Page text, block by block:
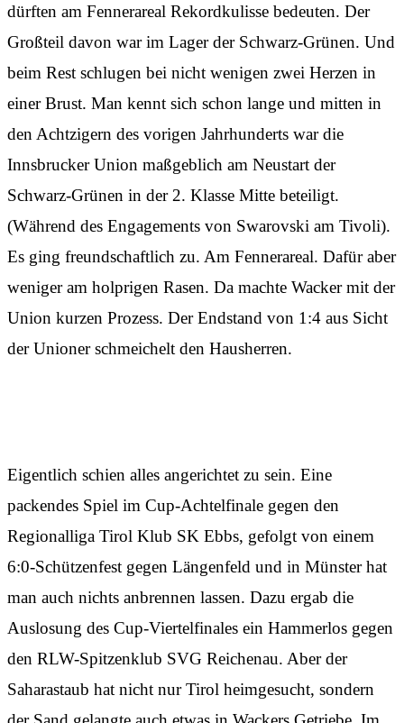
dürften am Fennerareal Rekordkulisse bedeuten. Der
Großteil davon war im Lager der Schwarz-Grünen. Und
beim Rest schlugen bei nicht wenigen zwei Herzen in
einer Brust. Man kennt sich schon lange und mitten in
den Achtzigern des vorigen Jahrhunderts war die
Innsbrucker Union maßgeblich am Neustart der
Schwarz-Grünen in der 2. Klasse Mitte beteiligt.
(Während des Engagements von Swarovski am Tivoli).
Es ging freundschaftlich zu. Am Fennerareal. Dafür aber
weniger am holprigen Rasen. Da machte Wacker mit der
Union kurzen Prozess. Der Endstand von 1:4 aus Sicht
der Unioner schmeichelt den Hausherren.
Eigentlich schien alles angerichtet zu sein. Eine
packendes Spiel im Cup-Achtelfinale gegen den
Regionalliga Tirol Klub SK Ebbs, gefolgt von einem
6:0-Schützenfest gegen Längenfeld und in Münster hat
man auch nichts anbrennen lassen. Dazu ergab die
Auslosung des Cup-Viertelfinales ein Hammerlos gegen
den RLW-Spitzenklub SVG Reichenau. Aber der
Saharastaub hat nicht nur Tirol heimgesucht, sondern